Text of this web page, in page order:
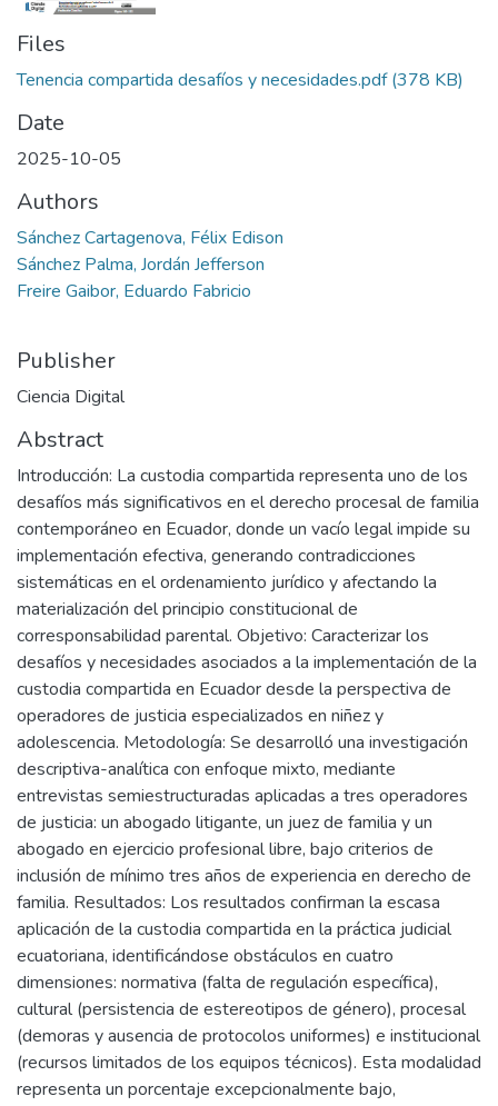
Files
Tenencia compartida desafíos y necesidades.pdf(378 KB)
Date
2025-10-05
Authors
Sánchez Cartagenova, Félix Edison
Sánchez Palma, Jordán Jefferson
Freire Gaibor, Eduardo Fabricio
Publisher
Ciencia Digital
Abstract
Introducción: La custodia compartida representa uno de los
desafíos más significativos en el derecho procesal de familia
contemporáneo en Ecuador, donde un vacío legal impide su
implementación efectiva, generando contradicciones
sistemáticas en el ordenamiento jurídico y afectando la
materialización del principio constitucional de
corresponsabilidad parental. Objetivo: Caracterizar los
desafíos y necesidades asociados a la implementación de la
custodia compartida en Ecuador desde la perspectiva de
operadores de justicia especializados en niñez y
adolescencia. Metodología: Se desarrolló una investigación
descriptiva-analítica con enfoque mixto, mediante
entrevistas semiestructuradas aplicadas a tres operadores
de justicia: un abogado litigante, un juez de familia y un
abogado en ejercicio profesional libre, bajo criterios de
inclusión de mínimo tres años de experiencia en derecho de
familia. Resultados: Los resultados confirman la escasa
aplicación de la custodia compartida en la práctica judicial
ecuatoriana, identificándose obstáculos en cuatro
dimensiones: normativa (falta de regulación específica),
cultural (persistencia de estereotipos de género), procesal
(demoras y ausencia de protocolos uniformes) e institucional
(recursos limitados de los equipos técnicos). Esta modalidad
representa un porcentaje excepcionalmente bajo,